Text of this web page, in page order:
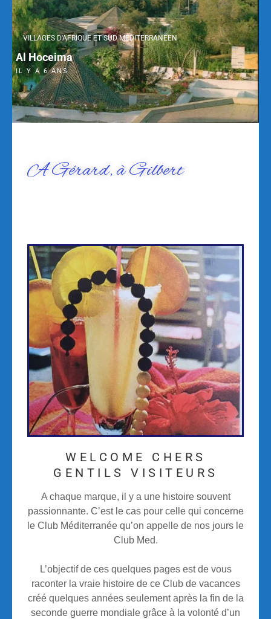
VILLAGES D'AFRIQUE ET SUD MÉDITERRANÉEN
Al Hoceima
IL Y A 6 ANS
A Gérard, à Gilbert
WELCOME CHERS
GENTILS VISITEURS
A chaque marque, il y a une histoire souvent
passionnante. C’est le cas pour celle qui concerne
le Club Méditerranée qu’on appelle de nos jours le
Club Med.
L’objectif de ces quelques pages est de vous
raconter la vraie histoire de ce Club de vacances
créé quelques années seulement après la fin de la
seconde guerre mondiale grâce à la volonté d’un